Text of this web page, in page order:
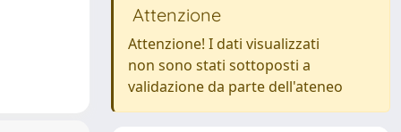
Attenzione
Attenzione! I dati visualizzati
non sono stati sottoposti a
validazione da parte dell'ateneo